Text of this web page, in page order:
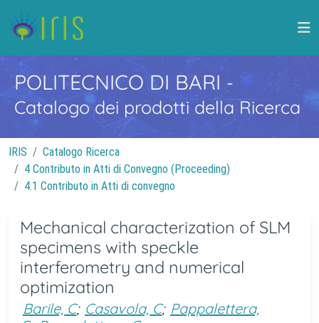
POLITECNICO DI BARI -
Catalogo dei prodotti della Ricerca
IRIS
Catalogo Ricerca
4 Contributo in Atti di Convegno (Proceeding)
4.1 Contributo in Atti di convegno
Mechanical characterization of SLM
specimens with speckle
interferometry and numerical
optimization
Barile, C; Casavola, C; Pappalettera,